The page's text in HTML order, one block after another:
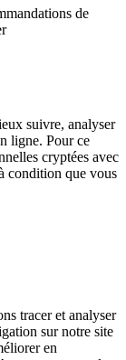
de
suivre, analyser
ligne. Pour ce
cryptées avec
condition que vous
tracer et analyser
sur notre site
en